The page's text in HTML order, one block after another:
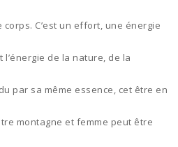
C’est un effort, une énergie
l’énergie de la nature, de la
par sa même essence, cet être en
montagne et femme peut être